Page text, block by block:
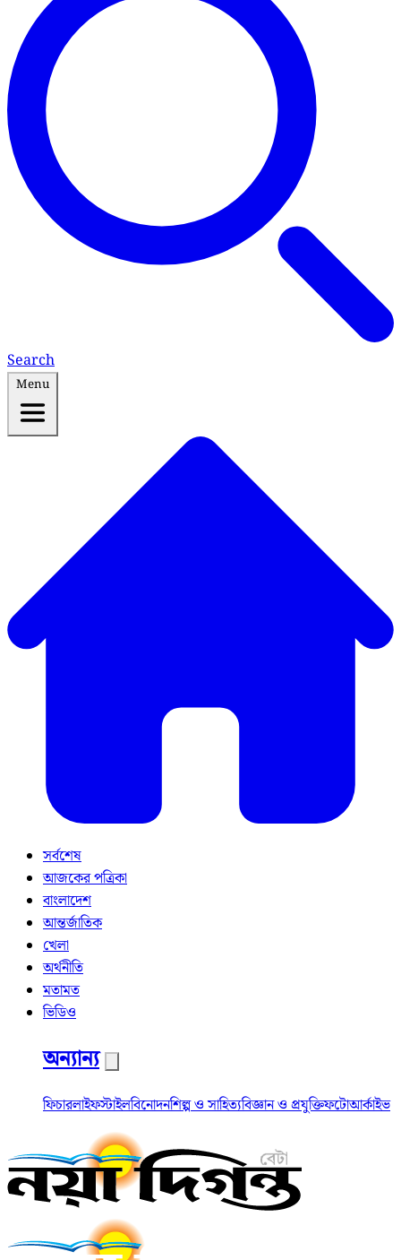
Search
Menu
সর্বশেষ
আজকের পত্রিকা
বাংলাদেশ
আন্তর্জাতিক
খেলা
অর্থনীতি
মতামত
ভিডিও
অন্যান্য
ফিচারলাইফস্টাইলবিনোদনশিল্প ও সাহিত্যবিজ্ঞান ও প্রযুক্তিফটোআর্কাইভ